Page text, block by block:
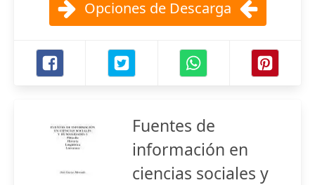
Opciones de Descarga
Fuentes de
información en
ciencias sociales y